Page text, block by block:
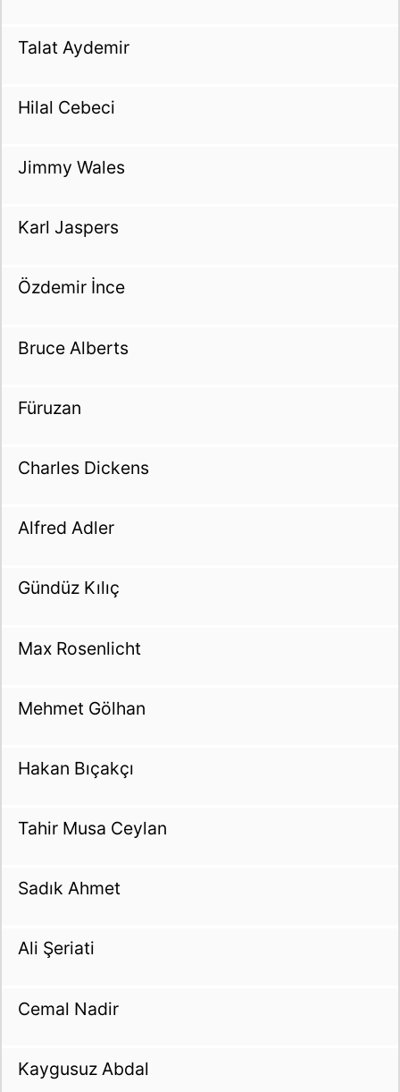
Talat Aydemir
Hilal Cebeci
Jimmy Wales
Karl Jaspers
Özdemir İnce
Bruce Alberts
Füruzan
Charles Dickens
Alfred Adler
Gündüz Kılıç
Max Rosenlicht
Mehmet Gölhan
Hakan Bıçakçı
Tahir Musa Ceylan
Sadık Ahmet
Ali Şeriati
Cemal Nadir
Kaygusuz Abdal